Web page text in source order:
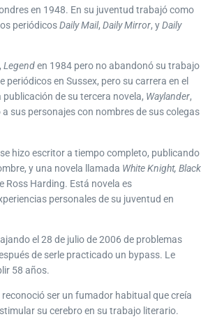
en 1948. En su juventud trabajó como
periódicosDaily Mail, Daily Mirror, yDaily
Legenden 1984 pero no abandonó su trabajo
periódicos en Sussex, pero su carrera en el
de su tercera novela, Waylander,
sus personajes con nombres de sus colegas
hizo escritor a tiempo completo, publicando
y una novela llamada White Knight, Black
Ross Harding. Está novela es
personales de su juventud en
el 28 de julio de 2006 de problemas
de serle practicado un bypass. Le
58 años.
ser un fumador habitual que creía
su cerebro en su trabajo literario.